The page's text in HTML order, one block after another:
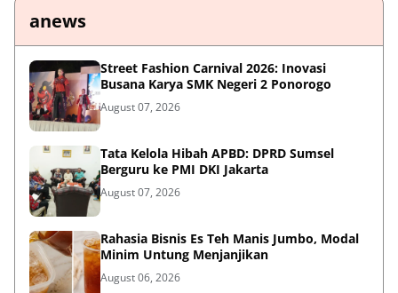
anews
Street Fashion Carnival 2026: Inovasi
Busana Karya SMK Negeri 2 Ponorogo
August 07, 2026
Tata Kelola Hibah APBD: DPRD Sumsel
Berguru ke PMI DKI Jakarta
August 07, 2026
Rahasia Bisnis Es Teh Manis Jumbo, Modal
Minim Untung Menjanjikan
August 06, 2026